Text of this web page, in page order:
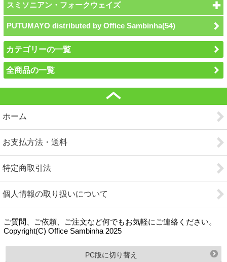
スミソニアン・フォークウェイズ
PUTUMAYO distributed by Office Sambinha(54)
カテゴリーの一覧
全商品の一覧
ホーム
お支払方法・送料
特定商取引法
個人情報の取り扱いについて
ご質問、ご依頼、ご注文など何でもお気軽にご連絡ください。
Copyright(C) Office Sambinha 2025
PC版に切り替え